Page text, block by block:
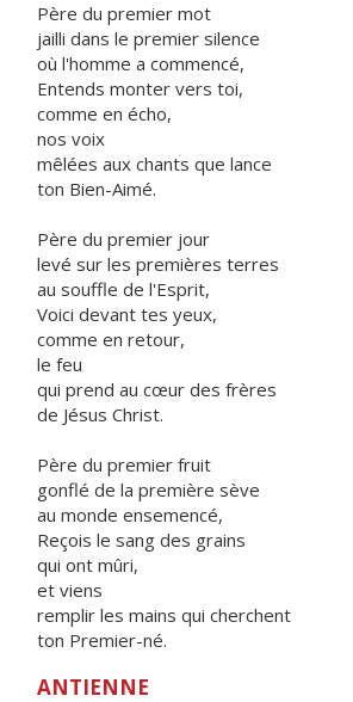
Père du premier mot
jailli dans le premier silence
où l'homme a commencé,
Entends monter vers toi,
comme en écho,
nos voix
mêlées aux chants que lance
ton Bien-Aimé.
Père du premier jour
levé sur les premières terres
au souffle de l'Esprit,
Voici devant tes yeux,
comme en retour,
le feu
qui prend au cœur des frères
de Jésus Christ.
Père du premier fruit
gonflé de la première sève
au monde ensemencé,
Reçois le sang des grains
qui ont mûri,
et viens
remplir les mains qui cherchent
ton Premier-né.
ANTIENNE